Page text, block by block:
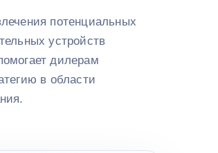
потенциальных
устройств
дилерам
в области